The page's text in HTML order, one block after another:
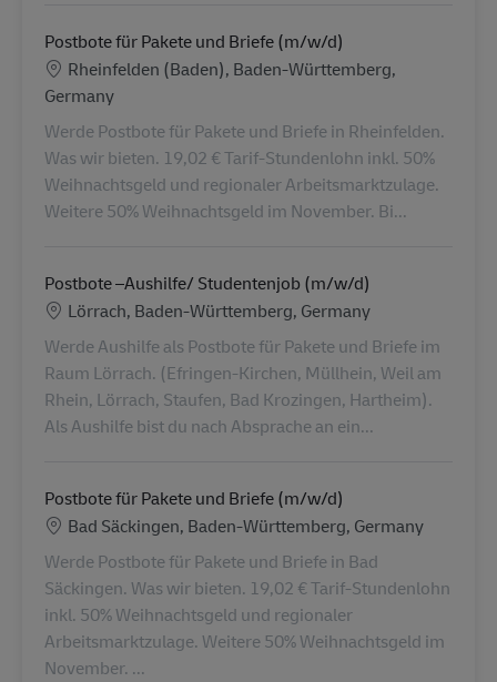
Postbote für Pakete und Briefe (m/w/d)
LieuRheinfelden (Baden), Baden-Württemberg,
Germany
Werde Postbote für Pakete und Briefe in Rheinfelden.
Was wir bieten. 19,02 € Tarif-Stundenlohn inkl. 50%
Weihnachtsgeld und regionaler Arbeitsmarktzulage.
Weitere 50% Weihnachtsgeld im November. Bi...
Postbote –Aushilfe/ Studentenjob (m/w/d)
LieuLörrach, Baden-Württemberg, Germany
Werde Aushilfe als Postbote für Pakete und Briefe im
Raum Lörrach. (Efringen-Kirchen, Müllhein, Weil am
Rhein, Lörrach, Staufen, Bad Krozingen, Hartheim).
Als Aushilfe bist du nach Absprache an ein...
Postbote für Pakete und Briefe (m/w/d)
LieuBad Säckingen, Baden-Württemberg, Germany
Werde Postbote für Pakete und Briefe in Bad
Säckingen. Was wir bieten. 19,02 € Tarif-Stundenlohn
inkl. 50% Weihnachtsgeld und regionaler
Arbeitsmarktzulage. Weitere 50% Weihnachtsgeld im
November. ...